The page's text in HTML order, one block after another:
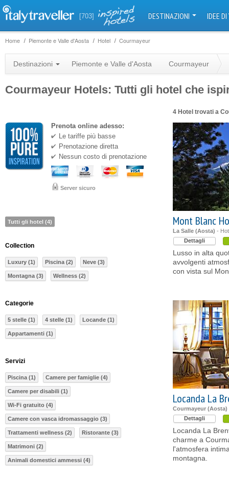
[703] DESTINAZIONI IDEE
Home Piemonte e Valle d'Aosta Hotel Courmayeur
Destinazioni Piemonte e Valle d'Aosta Courmayeur
Courmayeur Hotels: Tutti gli hotel che
4 Hotel trovati a
Mont Blanc
La Salle (Aosta) -
Dettagli
Lusso in alta
avvolgenti
con vista sul
Locanda La
Courmayeur (Aosta)
Dettagli
Locanda La
charme a
l'atmosfera
montagna.
Prenota online adesso:
Le tariffe più basse
Prenotazione diretta
Nessun costo di prenotazione
Server sicuro
Tutti gli hotel (4)
Collection
Luxury (1) Piscina (2) Neve (3)
Montagna (3) Wellness (2)
Categorie
5 stelle (1) 4 stelle (1) Locande (1)
Appartamenti (1)
Servizi
Piscina (1) Camere per famiglie (4)
Camere per disabili (1)
Wi-Fi gratuito (4)
Camere con vasca idromassaggio (3)
Trattamenti wellness (2) Ristorante (3)
Matrimoni (2)
Animali domestici ammessi (4)